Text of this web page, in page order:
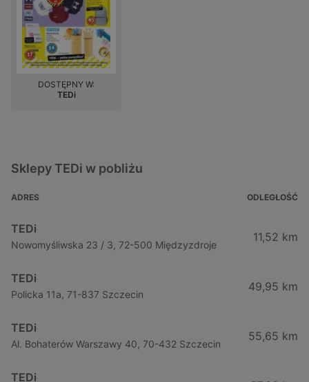
DOSTĘPNY W:
TEDi
Sklepy TEDi w pobliżu
ADRES ODLEGŁOŚĆ
TEDi
Nowomyśliwska 23 / 3, 72-500 Międzyzdroje
11,52 km
TEDi
Policka 11a, 71-837 Szczecin
49,95 km
TEDi
Al. Bohaterów Warszawy 40, 70-432 Szczecin
55,65 km
TEDi